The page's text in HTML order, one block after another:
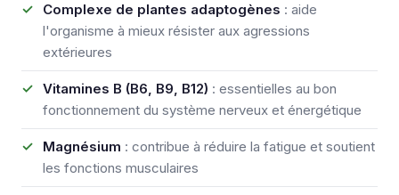
Complexe de plantes adaptogènes : aide
l'organisme à mieux résister aux agressions
extérieures
Vitamines B (B6, B9, B12) : essentielles au bon
fonctionnement du système nerveux et énergétique
Magnésium : contribue à réduire la fatigue et soutient
les fonctions musculaires